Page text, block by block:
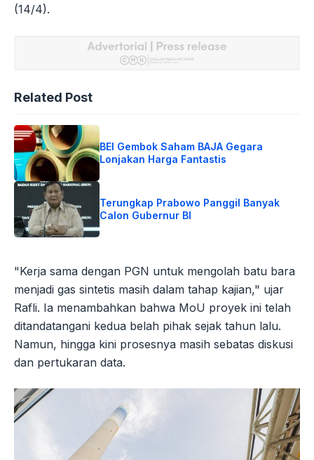
(14/4).
Related Post
BEI Gembok Saham BAJA Gegara
Lonjakan Harga Fantastis
Terungkap Prabowo Panggil Banyak
Calon Gubernur BI
"Kerja sama dengan PGN untuk mengolah batu bara
menjadi gas sintetis masih dalam tahap kajian," ujar
Rafli. Ia menambahkan bahwa MoU proyek ini telah
ditandatangani kedua belah pihak sejak tahun lalu.
Namun, hingga kini prosesnya masih sebatas diskusi
dan pertukaran data.